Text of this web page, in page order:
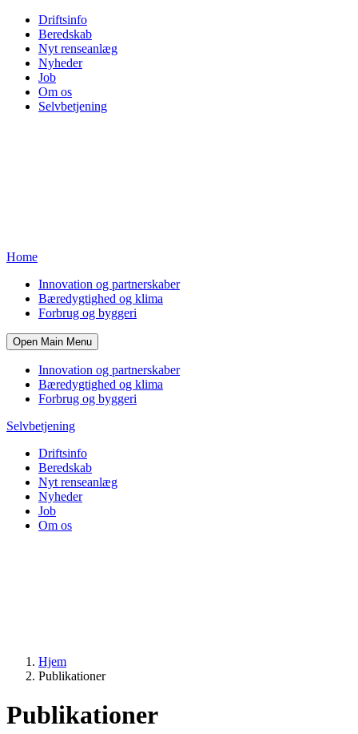
Driftsinfo
Beredskab
Nyt renseanlæg
Nyheder
Job
Om os
Selvbetjening
Home
Innovation og partnerskaber
Bæredygtighed og klima
Forbrug og byggeri
Open Main Menu
Innovation og partnerskaber
Bæredygtighed og klima
Forbrug og byggeri
Selvbetjening
Driftsinfo
Beredskab
Nyt renseanlæg
Nyheder
Job
Om os
Hjem
Publikationer
Publikationer